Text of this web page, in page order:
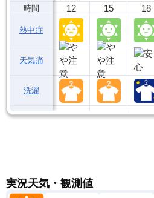
時間
熱中症
天気痛
洗濯
12 15 18
実況天気・観測値